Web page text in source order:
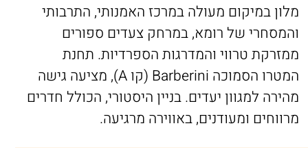
מלון במיקום מעולה במרכז האמנותי, התרבותי
והמסחרי של רומא, במרחק צעדים ספורים
ממזרקת טרווי והמדרגות הספרדיות. תחנת
המטרו הסמוכה Barberini (קו A), מציעה גישה
מהירה למגוון יעדים. בניין היסטורי, הכולל חדרים
מרווחים ומעודנים, באווירה מרגיעה.